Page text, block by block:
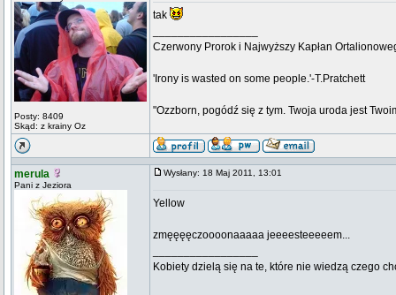
Posty: 8409
Skąd: z krainy Oz
tak
Czerwony Prorok i Najwyższy Kapłan
'Irony is wasted on some people.'-T.Pratchett
"Ozzborn, pogódź się z tym. Twoja uroda jest
merula
Pani z Jeziora
Wysłany: 18 Maj 2011, 13:01
Yellow
zmęęęęczoooonaaaaa jeeeesteeeeem...
Kobiety dzielą się na te, które nie wiedzą czego